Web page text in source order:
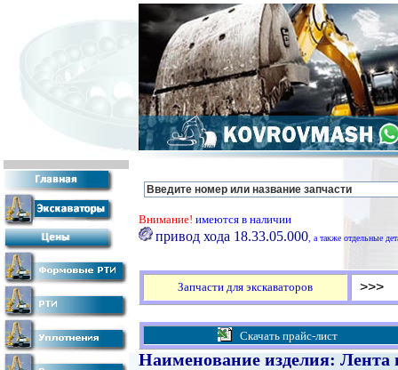
Внимание! имеются в наличии
привод хода 18.33.05.000, а также отдельные
Запчасти для экскаваторов >>>
Скачать прайс-лист
Наименование изделия: Лента